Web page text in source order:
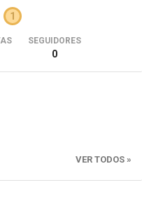
1
SEGUIDORES
0
VER TODOS »